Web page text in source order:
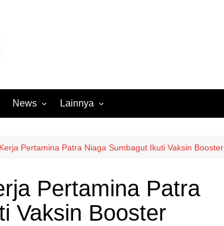
News
Internasional
Lintas Koramil – MS
Megapolitan
Lainnya
Ekbis
Opini
Pendidikan
Pertamina Patra Niaga Sumbagut Ikuti Vaksin Booster
Pertamina Patra
Vaksin Booster